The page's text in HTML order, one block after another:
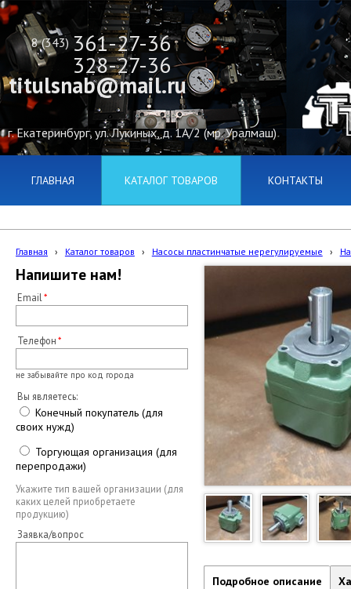
8 (343) 361-27-36
г. Екатеринбург, ул. Лукиных, д. 1А/2 (мр. Уралмаш)
328-27-36
titulsnab@mail.ru
ГЛАВНАЯ КАТАЛОГ ТОВАРОВ КОНТАКТЫ
Главная › Каталог товаров › Насосы пластинчатые нерегулируемые ›
Напишите нам!
Email
Телефон
не забывайте про код города
Вы являетесь:
Конечный покупатель (для
своих нужд)
Торгующая организация (для
перепродажи)
Укажите тип вашей организации (для
каких целей приобретаете
продукцию)
Заявка/вопрос
Подробное описание